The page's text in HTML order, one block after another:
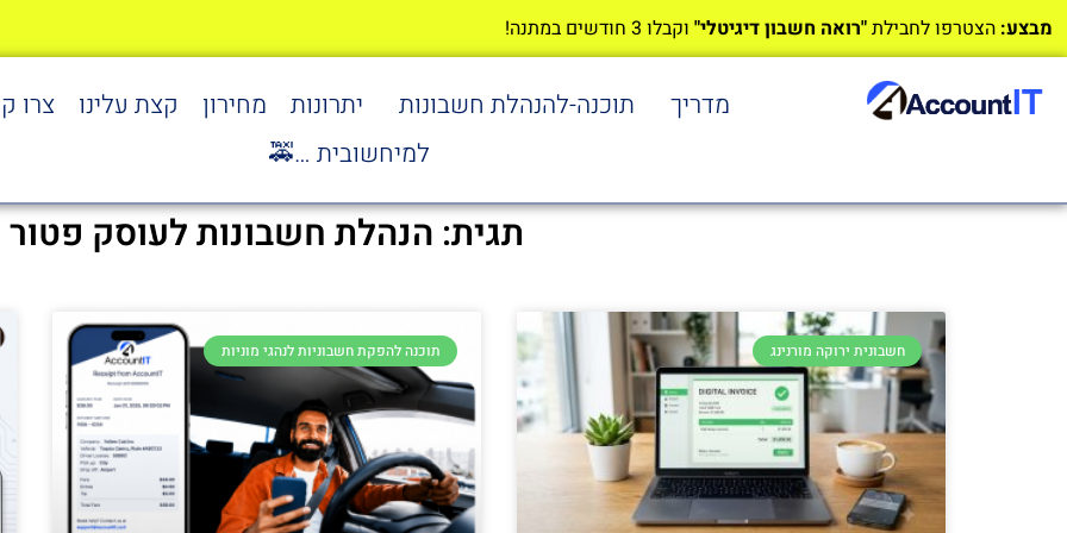
מבצע: הצטרפו לחבילת"רואה חשבון דיגיטלי" וקבלו 3 חודשים במתנה!
מדריך תוכנה-להנהלת חשבונות יתרונות מחירון קצת עלינו
צרו
למיחשובית …🚕
תגית: הנהלת חשבונות לעוסק פטור
חשבונית ירוקה מורנינג תוכנה להפקת חשבוניות לנהגי מוניות